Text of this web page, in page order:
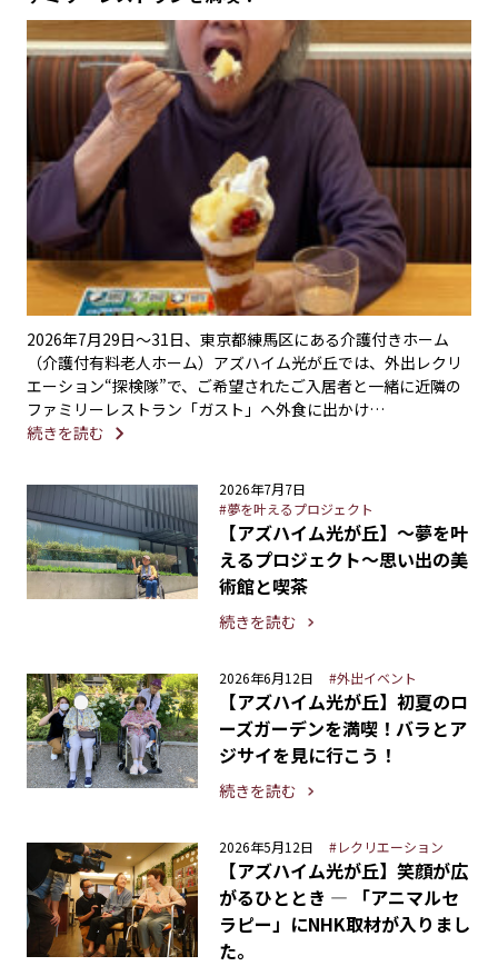
2026年7月29日〜31日、東京都練馬区にある介護付きホーム
（介護付有料老人ホーム）アズハイム光が丘では、外出レクリ
エーション“探検隊”で、ご希望されたご入居者と一緒に近隣の
ファミリーレストラン「ガスト」へ外食に出かけ…
続きを読む
2026年7月7日
#夢を叶えるプロジェクト
【アズハイム光が丘】〜夢を叶
えるプロジェクト〜思い出の美
術館と喫茶
続きを読む
2026年6月12日 #外出イベント
【アズハイム光が丘】初夏のロ
ーズガーデンを満喫！バラとア
ジサイを見に行こう！
続きを読む
2026年5月12日 #レクリエーション
【アズハイム光が丘】笑顔が広
がるひととき ― 「アニマルセ
ラピー」にNHK取材が入りまし
た。